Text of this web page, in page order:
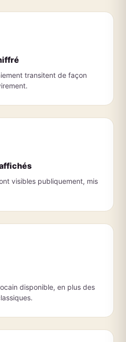
transitent de façon
visibles publiquement, mis
disponible, en plus des